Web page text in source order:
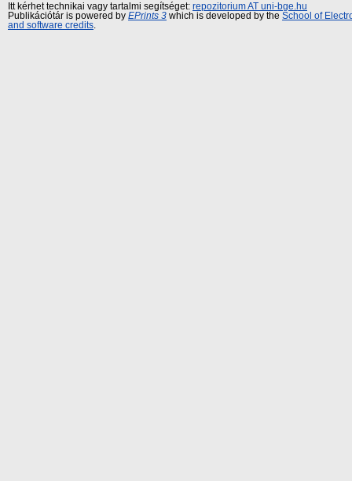
Itt kérhet technikai vagy tartalmi segítséget: repozitorium AT uni-bge.hu
Publikációtár is powered by EPrints 3 which is developed by the School of
and software credits